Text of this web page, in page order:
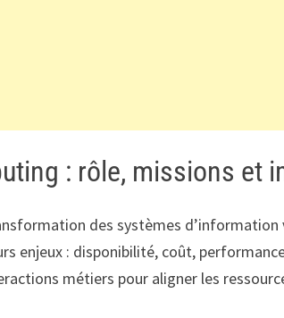
: rôle, missions et
des systèmes d’information
enjeux : disponibilité, coût,
métiers pour aligner les